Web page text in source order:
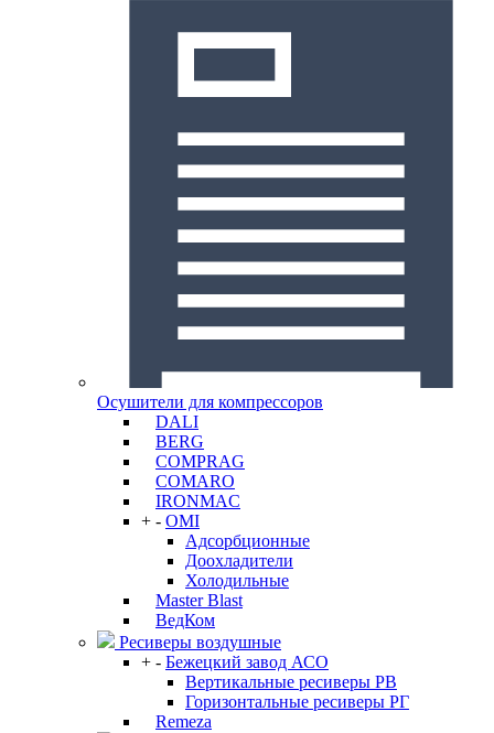
Осушители для компрессоров
DALI
BERG
COMPRAG
COMARO
IRONMAC
+ - OMI
Адсорбционные
Доохладители
Холодильные
Master Blast
ВедКом
Ресиверы воздушные
+ - Бежецкий завод АСО
Вертикальные ресиверы РВ
Горизонтальные ресиверы РГ
Remeza